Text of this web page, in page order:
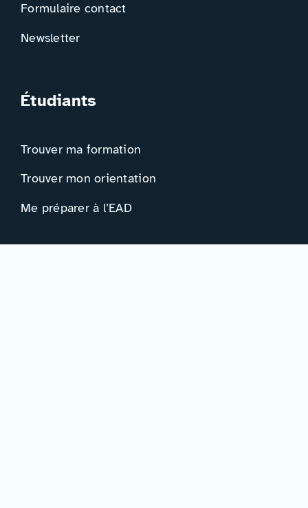
Formulaire contact
Newsletter
Étudiants
Trouver ma formation
Trouver mon orientation
Me préparer à l’EAD